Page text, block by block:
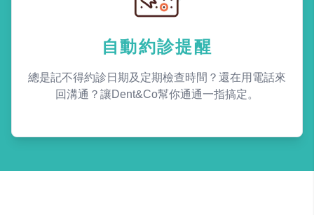
自動約診提醒
總是記不得約診日期及定期檢查時間？還在用電話來
回溝通？讓Dent&Co幫你通通一指搞定。